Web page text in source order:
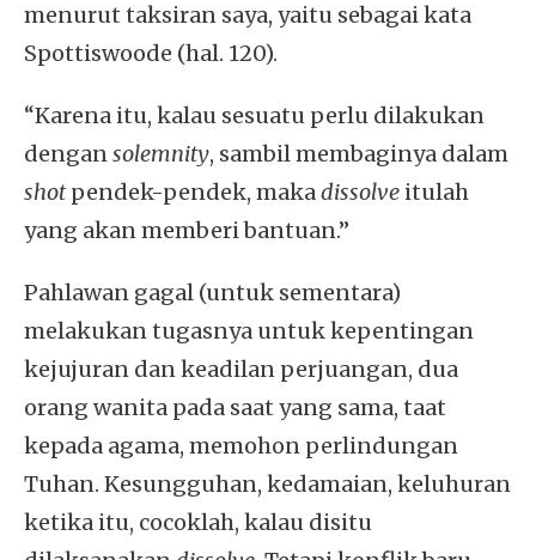
menurut taksiran saya, yaitu sebagai kata
Spottiswoode (hal. 120).
“Karena itu, kalau sesuatu perlu dilakukan
dengansolemnity, sambil membaginya dalam
shotpendek-pendek, makadissolve itulah
yang akan memberi bantuan.”
Pahlawan gagal (untuk sementara)
melakukan tugasnya untuk kepentingan
kejujuran dan keadilan perjuangan, dua
orang wanita pada saat yang sama, taat
kepada agama, memohon perlindungan
Tuhan. Kesungguhan, kedamaian, keluhuran
ketika itu, cocoklah, kalau disitu